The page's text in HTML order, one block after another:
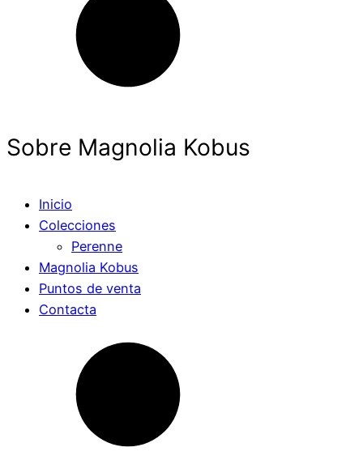
Sobre Magnolia Kobus
Inicio
Colecciones
Perenne
Magnolia Kobus
Puntos de venta
Contacta